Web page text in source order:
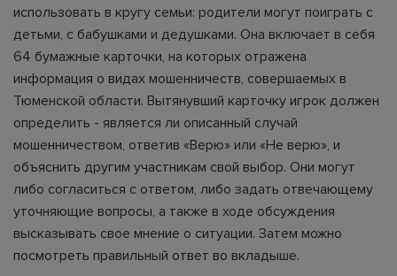
использовать в кругу семьи: родители могут поиграть с
детьми, с бабушками и дедушками. Она включает в себя
64 бумажные карточки, на которых отражена
информация о видах мошенничеств, совершаемых в
Тюменской области. Вытянувший карточку игрок должен
определить - является ли описанный случай
мошенничеством, ответив «Верю» или «Не верю», и
объяснить другим участникам свой выбор. Они могут
либо согласиться с ответом, либо задать отвечающему
уточняющие вопросы, а также в ходе обсуждения
высказывать свое мнение о ситуации. Затем можно
посмотреть правильный ответ во вкладыше.